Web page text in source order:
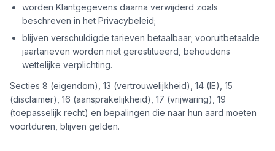
worden Klantgegevens daarna verwijderd zoals
beschreven in het Privacybeleid;
blijven verschuldigde tarieven betaalbaar; vooruitbetaalde
jaartarieven worden niet gerestitueerd, behoudens
wettelijke verplichting.
Secties 8 (eigendom), 13 (vertrouwelijkheid), 14 (IE), 15
(disclaimer), 16 (aansprakelijkheid), 17 (vrijwaring), 19
(toepasselijk recht) en bepalingen die naar hun aard moeten
voortduren, blijven gelden.